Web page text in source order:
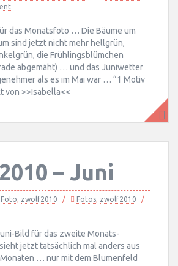
das Monatsfoto … Die Bäume um
sind jetzt nicht mehr hellgrün,
die Frühlingsblümchen
abgemäht) … und das Juniwetter
als es im Mai war … “1 Motiv
von >>Isabella<<
– Juni
Foto, zwölf2010 Fotos, zwölf2010
Bild für das zweite Monats-
jetzt tatsächlich mal anders aus
… nur mit dem Blumenfeld